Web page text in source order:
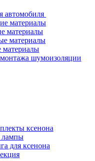
автомобиля
материалы
материалы
материалы
материалы
шумоизоляции
ксенона
лампы
для ксенона